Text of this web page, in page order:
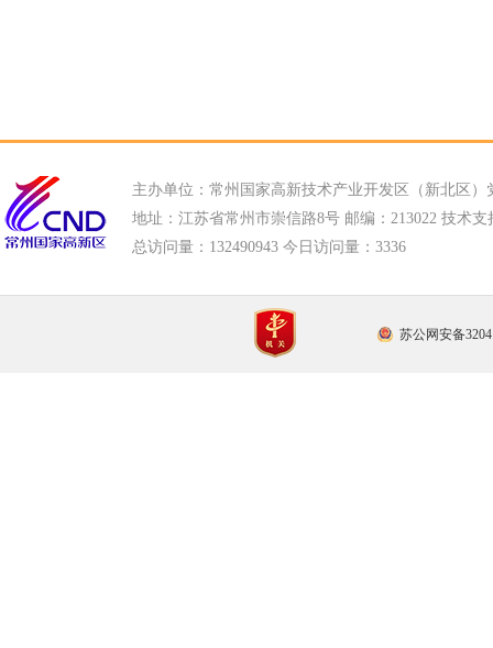
主办单位：常州国家高新技术产业开发区（新北区）
地址：江苏省常州市崇信路8号 邮编：213022 技术支
总访问量： 132490943 今日访问量： 3336
苏公网安备